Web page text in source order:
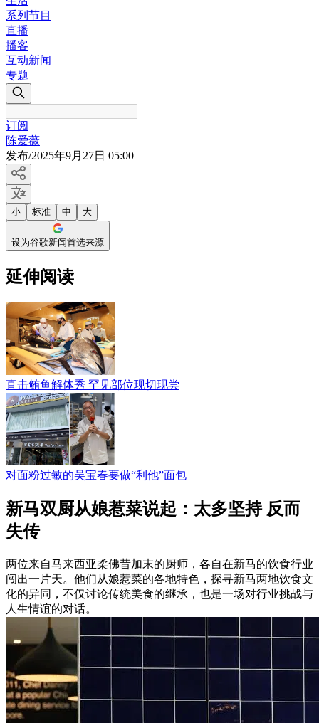
系列节目
直播
播客
互动新闻
专题
订阅
陈爱薇
发布/2025年9月27日 05:00
小 标准 中 大
设为谷歌新闻首选来源
延伸阅读
直击鲔鱼解体秀 罕见部位现切现尝
对面粉过敏的吴宝春要做“利他”面包
新马双厨从娘惹菜说起：太多坚持 反而
失传
两位来自马来西亚柔佛昔加末的厨师，各自在新马的饮食行业
闯出一片天。他们从娘惹菜的各地特色，探寻新马两地饮食文
化的异同，不仅讨论传统美食的继承，也是一场对行业挑战与
人生情谊的对话。